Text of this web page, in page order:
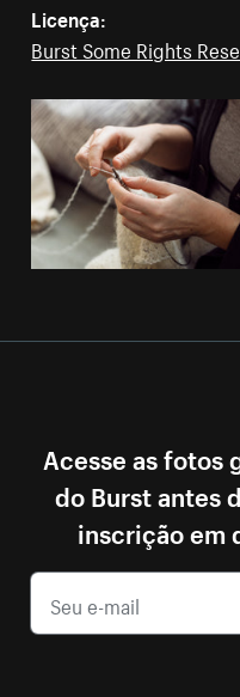
Licença:
Burst Some Rights
Acesse as fotos
do Burst antes
inscrição em